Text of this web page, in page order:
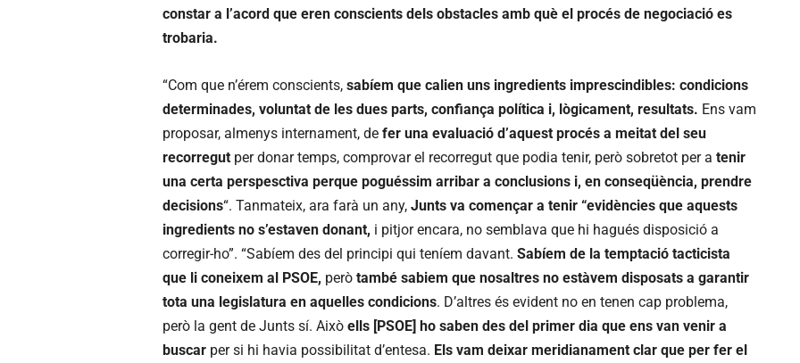
constar a l’acord que eren conscients dels obstacles amb què el procés de negociació es
trobaria.
“Com que n’érem conscients, sabíem que calien uns ingredients imprescindibles: condicions
determinades, voluntat de les dues parts, confiança política i, lògicament, resultats. Ens vam
proposar, almenys internament, de fer una evaluació d’aquest procés a meitat del seu
recorregut per donar temps, comprovar el recorregut que podia tenir, però sobretot per a tenir
una certa perspesctiva perque poguéssim arribar a conclusions i, en conseqüència, prendre
decisions“. Tanmateix, ara farà un any, Junts va començar a tenir “evidències que aquests
ingredients no s’estaven donant, i pitjor encara, no semblava que hi hagués disposició a
corregir-ho”. “Sabíem des del principi qui teníem davant. Sabíem de la temptació tacticista
que li coneixem al PSOE, però també sabiem que nosaltres no estàvem disposats a garantir
tota una legislatura en aquelles condicions. D’altres és evident no en tenen cap problema,
però la gent de Junts sí. Això ells [PSOE] ho saben des del primer dia que ens van venir a
buscar per si hi havia possibilitat d’entesa. Els vam deixar meridianament clar que per fer el